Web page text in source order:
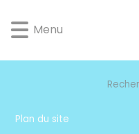
d'accès
rapide
d'accès
rapide
d'accès
rapide
d'accès
rapide
Menu
Plan du site